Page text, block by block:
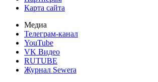
Карта сайта
Медиа
Телеграм-канал
YouTube
VK Видео
RUTUBE
Журнал Sewera